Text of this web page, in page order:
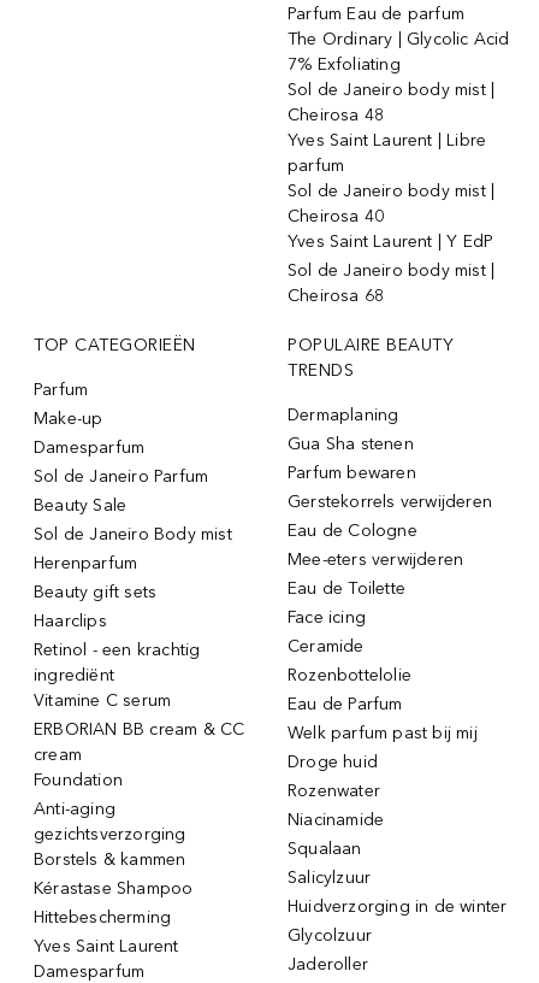
Parfum Eau de parfum
The Ordinary | Glycolic Acid
7% Exfoliating
Sol de Janeiro body mist |
Cheirosa 48
Yves Saint Laurent | Libre
parfum
Sol de Janeiro body mist |
Cheirosa 40
Yves Saint Laurent | Y EdP
Sol de Janeiro body mist |
Cheirosa 68
TOP CATEGORIEËN
Parfum
Make-up
Damesparfum
Sol de Janeiro Parfum
Beauty Sale
Sol de Janeiro Body mist
Herenparfum
Beauty gift sets
Haarclips
Retinol - een krachtig
ingrediënt
Vitamine C serum
ERBORIAN BB cream & CC
cream
Foundation
Anti-aging
gezichtsverzorging
Borstels & kammen
Kérastase Shampoo
Hittebescherming
Yves Saint Laurent
Damesparfum
POPULAIRE BEAUTY
TRENDS
Dermaplaning
Gua Sha stenen
Parfum bewaren
Gerstekorrels verwijderen
Eau de Cologne
Mee-eters verwijderen
Eau de Toilette
Face icing
Ceramide
Rozenbottelolie
Eau de Parfum
Welk parfum past bij mij
Droge huid
Rozenwater
Niacinamide
Squalaan
Salicylzuur
Huidverzorging in de winter
Glycolzuur
Jaderoller